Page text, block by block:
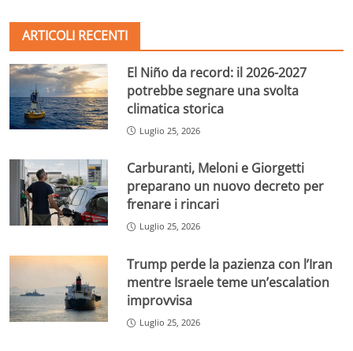
ARTICOLI RECENTI
El Niño da record: il 2026-2027
potrebbe segnare una svolta
climatica storica
Luglio 25, 2026
Carburanti, Meloni e Giorgetti
preparano un nuovo decreto per
frenare i rincari
Luglio 25, 2026
Trump perde la pazienza con l’Iran
mentre Israele teme un’escalation
improvvisa
Luglio 25, 2026